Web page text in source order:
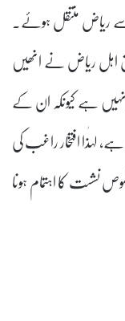
ریاض منتقل ہوئے۔
اہل ریاض نے انھیں
نہیں ہے کیونکہ ان کے
لہٰذا افتخار راغب کی
کا اہتمام ہونا